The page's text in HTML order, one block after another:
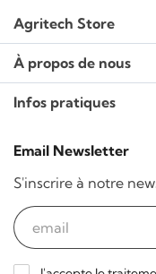
Agritech Store
À propos de nous
Infos pratiques
Email Newsletter
S'inscrire à notre